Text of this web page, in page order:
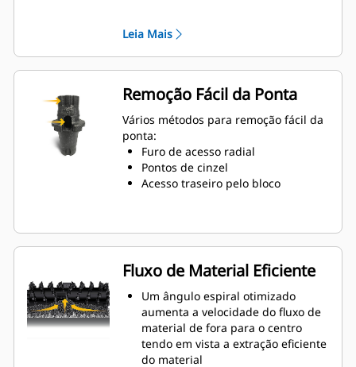
O anel de desgaste de 20 mm é
66% mais longo do que os porta-
ferramentas do Sistema G
Um projeto de porta-ferramentas
antirrotação garante a posição
devida para evitar o desgaste dos
blocos e dos suportes
A água pode penetrar o furo de
acesso radial do porta-
ferramentas para auxiliar na
Os porta-ferramentas estão
disponíveis para acomodar pontas
com hastes de 20 mm, 22 mm e 25
mm para aplicações variadas
Leia Mais
Remoção Fácil da Ponta
Vários métodos para remoção fácil da
ponta:
Furo de acesso radial
Pontos de cinzel
Acesso traseiro pelo bloco
Fluxo de Material Eficiente
Um ângulo espiral otimizado
aumenta a velocidade do fluxo de
material de fora para o centro
tendo em vista a extração eficiente
do material